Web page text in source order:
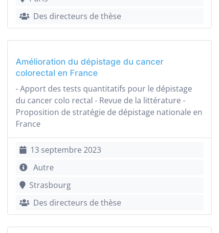
Des directeurs de thèse
Amélioration du dépistage du cancer
colorectal en France
- Apport des tests quantitatifs pour le dépistage
du cancer colo rectal - Revue de la littérature -
Proposition de stratégie de dépistage nationale en
France
13 septembre 2023
Autre
Strasbourg
Des directeurs de thèse